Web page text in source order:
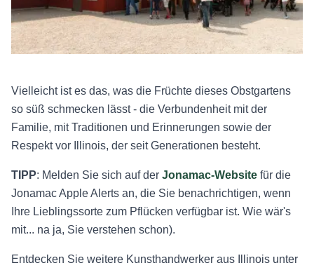
Vielleicht ist es das, was die Früchte dieses Obstgartens
so süß schmecken lässt - die Verbundenheit mit der
Familie, mit Traditionen und Erinnerungen sowie der
Respekt vor Illinois, der seit Generationen besteht.
TIPP: Melden Sie sich auf der Jonamac-Website für die
Jonamac Apple Alerts an, die Sie benachrichtigen, wenn
Ihre Lieblingssorte zum Pflücken verfügbar ist. Wie wär's
mit... na ja, Sie verstehen schon).
Entdecken Sie weitere Kunsthandwerker aus Illinois unter